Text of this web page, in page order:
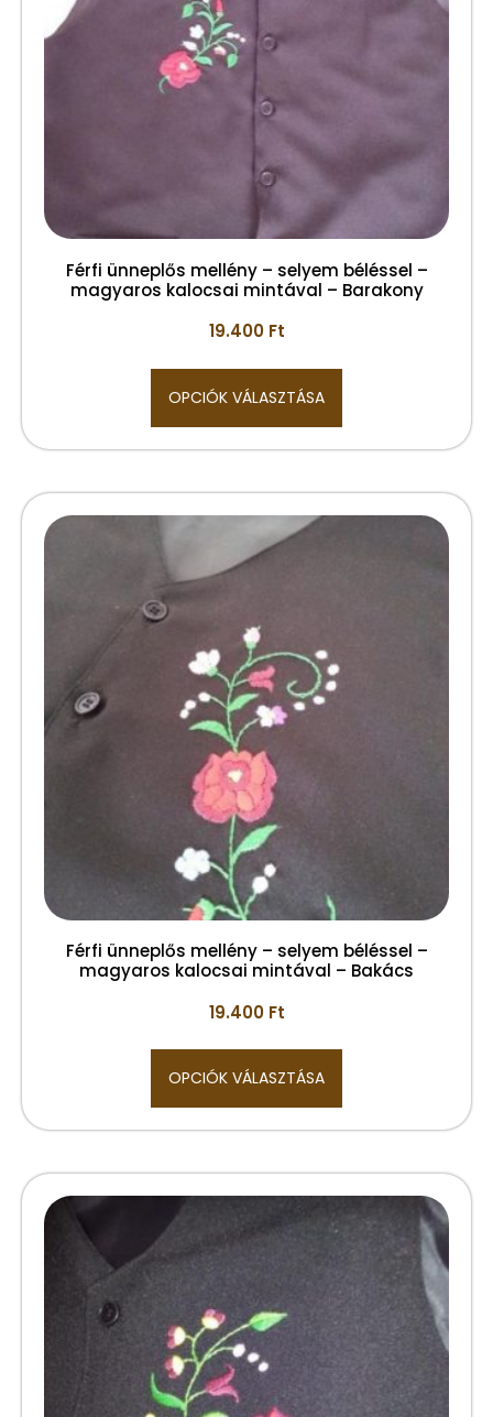
Férfi ünneplős mellény – selyem béléssel –
magyaros kalocsai mintával – Barakony
19.400 Ft
OPCIÓK VÁLASZTÁSA
Férfi ünneplős mellény – selyem béléssel –
magyaros kalocsai mintával – Bakács
19.400 Ft
OPCIÓK VÁLASZTÁSA